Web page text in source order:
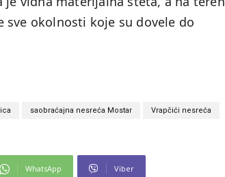
sve okolnosti koje su dovele do
saobraćajna nesreća Mostar Vrapčići nesreća
WhatsApp Viber